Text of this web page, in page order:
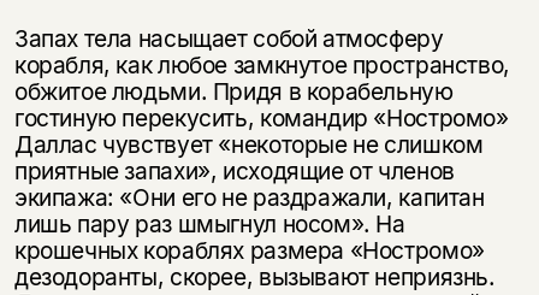
Запах тела насыщает собой атмосферу
корабля, как любое замкнутое пространство,
обжитое людьми. Придя в корабельную
гостиную перекусить, командир «Ностромо»
Даллас чувствует «некоторые не слишком
приятные запахи», исходящие от членов
экипажа: «Они его не раздражали, капитан
лишь пару раз шмыгнул носом». На
крошечных кораблях размера «Ностромо»
дезодоранты, скорее, вызывают неприязнь.